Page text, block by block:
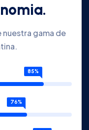
nuestra gama de
85%
76%